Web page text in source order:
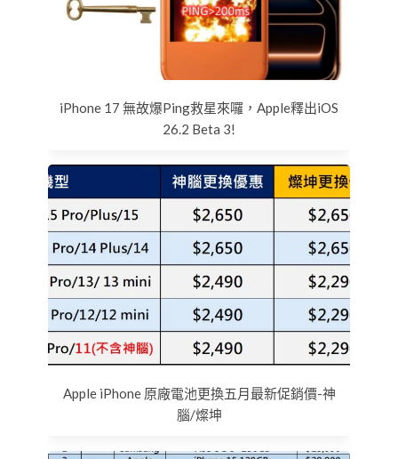
iPhone 17 無故爆Ping救星來囉，Apple釋出iOS
26.2 Beta 3!
Apple iPhone 原廠電池更換五月最新促銷價-神
腦/燦坤